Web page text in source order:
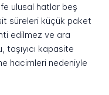
ulusal hatlar beş
süreleri küçük paket
edilmez ve ara
taşıyıcı kapasite
hacimleri nedeniyle